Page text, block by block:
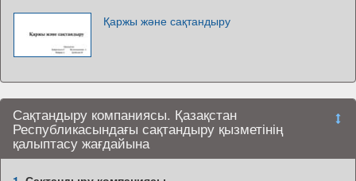
Қаржы және сақтандыру
Сақтандыру компаниясы. Қазақстан
Республикасындағы сақтандыру қызметінің
қалыптасу жағдайына